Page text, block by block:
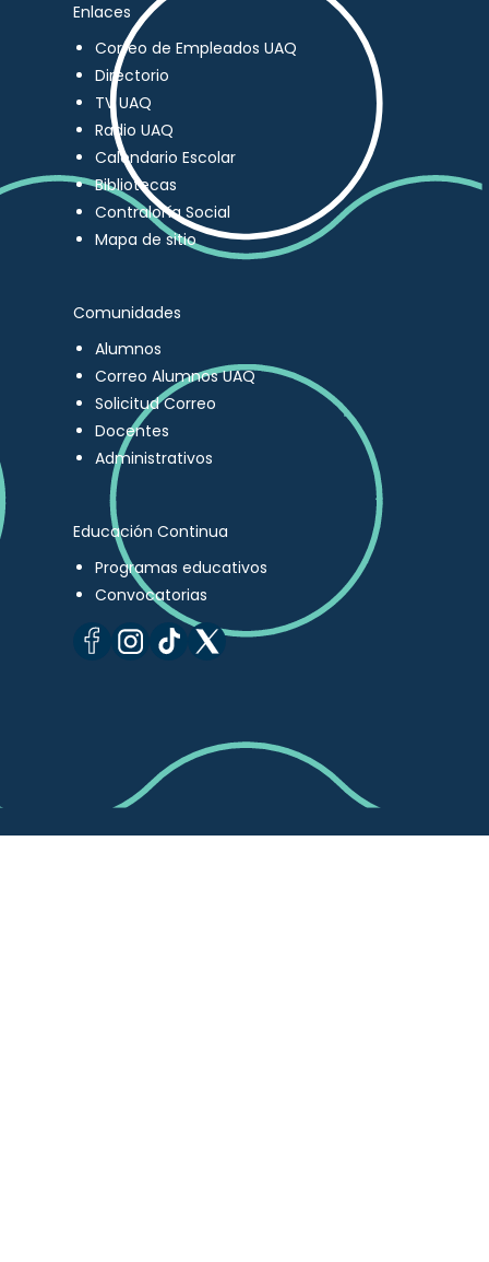
Enlaces
Correo de Empleados UAQ
Directorio
TV UAQ
Radio UAQ
Calendario Escolar
Bibliotecas
Contraloría Social
Mapa de sitio
Comunidades
Alumnos
Correo Alumnos UAQ
Solicitud Correo
Docentes
Administrativos
Educación Continua
Programas educativos
Convocatorias